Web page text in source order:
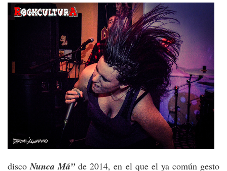
discoNunca Má”de 2014, en el que el ya común gesto